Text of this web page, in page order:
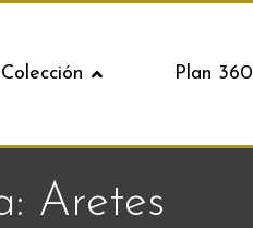
Colección Plan 360
Aretes